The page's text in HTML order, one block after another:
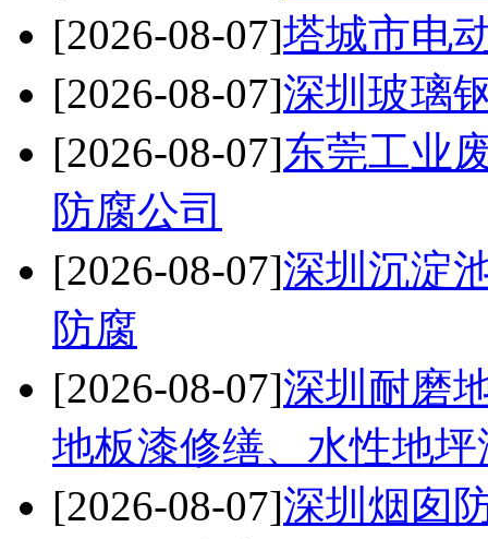
[2026-08-07]塔城市电
[2026-08-07]深圳玻璃
[2026-08-07]东莞工业
防腐公司
[2026-08-07]深圳沉淀
防腐
[2026-08-07]深圳耐磨
地板漆修缮、水性地
[2026-08-07]深圳烟囱